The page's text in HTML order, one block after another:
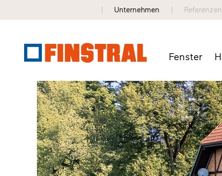
Unternehmen Referenzen
Fenster